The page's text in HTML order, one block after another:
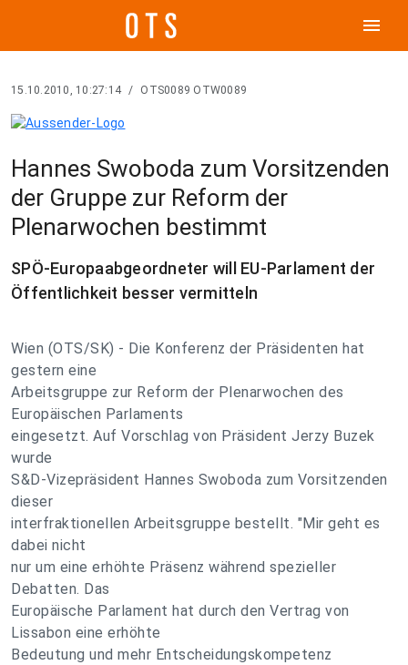
menu
15.10.2010, 10:27:14 / OTS0089 OTW0089
Hannes Swoboda zum Vorsitzenden
der Gruppe zur Reform der
Plenarwochen bestimmt
SPÖ-Europaabgeordneter will EU-Parlament der
Öffentlichkeit besser vermitteln
Wien (OTS/SK) - Die Konferenz der Präsidenten hat
gestern eine
Arbeitsgruppe zur Reform der Plenarwochen des
Europäischen Parlaments
eingesetzt. Auf Vorschlag von Präsident Jerzy Buzek
wurde
S&D-Vizepräsident Hannes Swoboda zum Vorsitzenden
dieser
interfraktionellen Arbeitsgruppe bestellt. "Mir geht es
dabei nicht
nur um eine erhöhte Präsenz während spezieller
Debatten. Das
Europäische Parlament hat durch den Vertrag von
Lissabon eine erhöhte
Bedeutung und mehr Entscheidungskompetenz